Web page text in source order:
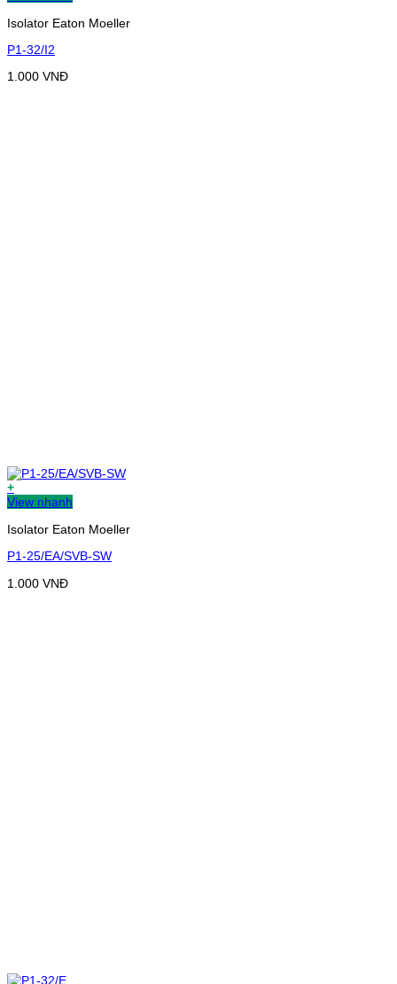
Isolator Eaton Moeller
P1-32/I2
1.000 VNĐ
+
View nhanh
Isolator Eaton Moeller
P1-25/EA/SVB-SW
1.000 VNĐ